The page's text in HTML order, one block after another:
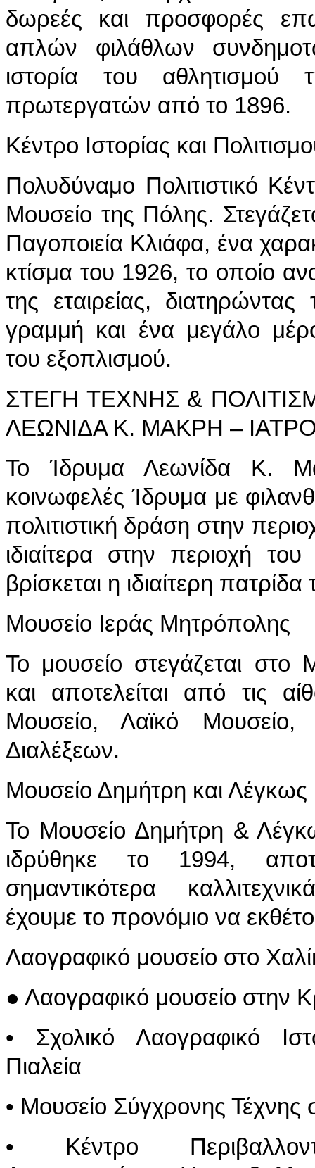
δωρεές και προσφορές
απλών φιλάθλων
ιστορία του
πρωτεργατών από το 1896.
Κέντρο Ιστορίας και
Πολυδύναμο Πολιτιστικό
Μουσείο της Πόλης.
Παγοποιεία Κλιάφα, ένα
κτίσμα του 1926, το οποίο
της εταιρείας, διατηρώντας
γραμμή και ένα μεγάλο
του εξοπλισμού.
ΣΤΕΓΗ ΤΕΧΝΗΣ &
ΛΕΩΝΙΔΑ Κ. ΜΑΚΡΗ –
Το Ίδρυμα Λεωνίδα Κ.
κοινωφελές Ίδρυμα με
πολιτιστική δράση στην
ιδιαίτερα στην περιοχή
βρίσκεται η ιδιαίτερη
Μουσείο Ιεράς Μητρόπολης
Το μουσείο στεγάζεται στο
και αποτελείται από τις
Μουσείο, Λαϊκό Μουσείο,
Διαλέξεων.
Μουσείο Δημήτρη και Λέγκως
Το Μουσείο Δημήτρη &
ιδρύθηκε το 1994,
σημαντικότερα
έχουμε το προνόμιο να
Λαογραφικό μουσείο στο
● Λαογραφικό μουσείο στην
• Σχολικό Λαογραφικό
Πιαλεία
• Μουσείο Σύγχρονης
• Κέντρο